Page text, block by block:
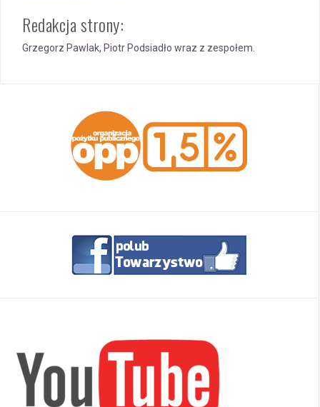
Redakcja strony:
Grzegorz Pawlak, Piotr Podsiadło wraz z zespołem.